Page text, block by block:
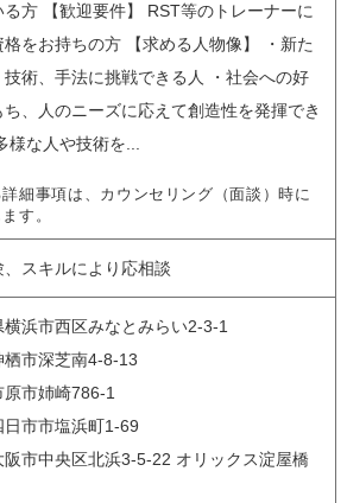
る方 【歓迎要件】 RST等のトレーナーに
格をお持ちの方 【求める人物像】 ・新た
技術、手法に挑戦できる人 ・社会への好
、人のニーズに応えて創造性を発揮でき
様な人や技術を...
細事項は、カウンセリング（面談）時に
す。
スキルにより応相談
横浜市西区みなとみらい2-3-1
栖市深芝南4-8-13
市姉崎786-1
日市市塩浜町1-69
阪市中央区北浜3-5-22 オリックス淀屋橋